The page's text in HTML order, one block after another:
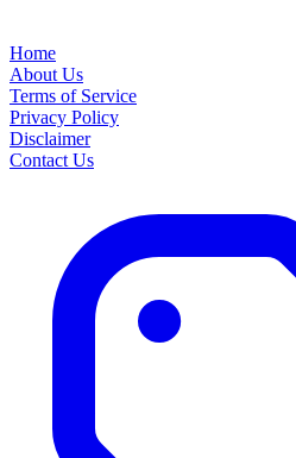
Home
About Us
Terms of Service
Privacy Policy
Disclaimer
Contact Us